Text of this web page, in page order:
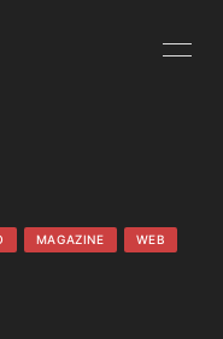
MAGAZINE WEB